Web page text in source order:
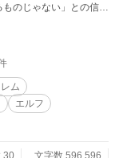
のじゃない」との信念
異世界テンプレを跨い
まう獣人さんたち（信
とかが色々やらかして
か元の世界に戻って
お話。 ご都合
いものは避けて通れる
り立っていると思っ
１５相当は※ R18相当
ム
エルフ
30
文字数 596,596